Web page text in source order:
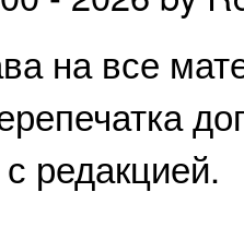
на все
редакцией.